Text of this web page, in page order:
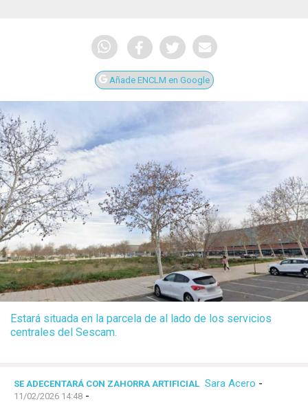
Añade ENCLM en Google
Estará situada en la parcela de al lado de los servicios
centrales del Sescam.
SE ADECENTARÁ CON ZAHORRA ARTIFICIAL Sara Acero -
11/02/2026 14:48 -